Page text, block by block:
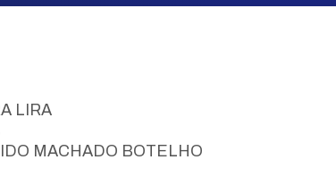
LIRA
MACHADO BOTELHO